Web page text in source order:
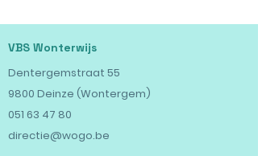
VBS Wonterwijs
Dentergemstraat 55
9800 Deinze (Wontergem)
051 63 47 80
directie@wogo.be